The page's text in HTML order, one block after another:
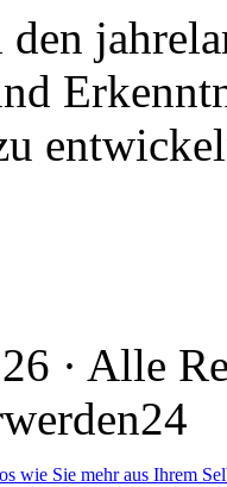
· Alle
wie Sie mehr aus Ihrem